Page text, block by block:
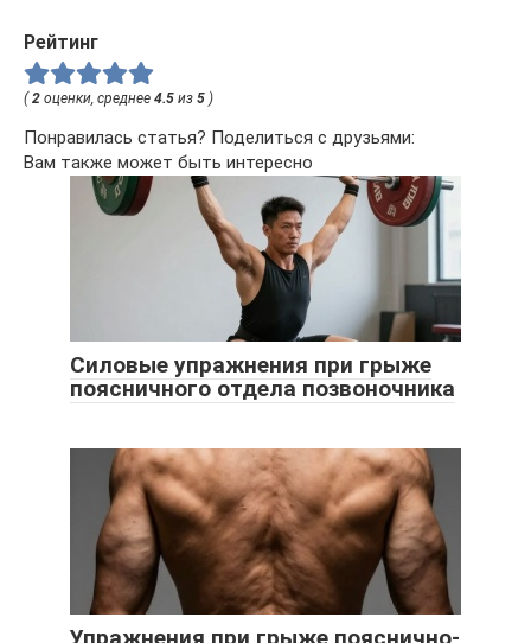
Рейтинг
(2 оценки, среднее 4.5 из 5 )
Понравилась статья? Поделиться с друзьями:
Вам также может быть интересно
Силовые упражнения при грыже
поясничного отдела позвоночника
Упражнения при грыже пояснично-